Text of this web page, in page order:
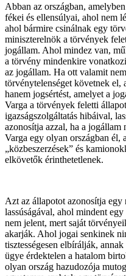
Abban az országban,
fékei és ellensúlyai, ahol nem
ahol bármire csinálnak egy
miniszterelnök a törvények
jogállam. Ahol mindez van,
a törvény mindenkire
az jogállam. Ha ott valamit
törvénytelenséget követnek el,
hanem jogsértést, amelyet a
Varga a törvények feletti
igazságszolgáltatás hibáival,
azonosítja azzal, ha a jogállam
Varga egy olyan országban él,
„közbeszerzések” és
elkövetők érinthetetlenek.
Azt az állapotot azonosítja egy
lassúságával, ahol mindent
nem jelent, mert saját
akarják. Ahol jogai senkinek
tisztességesen elbírálják,
ügye érdektelen a hatalom
olyan ország hazudozója